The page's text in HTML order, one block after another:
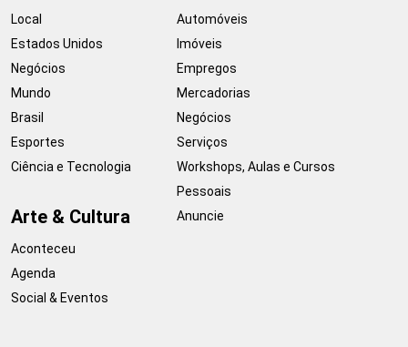
Local
Estados Unidos
Negócios
Mundo
Brasil
Esportes
Ciência e Tecnologia
Arte & Cultura
Aconteceu
Agenda
Social & Eventos
Automóveis
Imóveis
Empregos
Mercadorias
Negócios
Serviços
Workshops, Aulas e Cursos
Pessoais
Anuncie